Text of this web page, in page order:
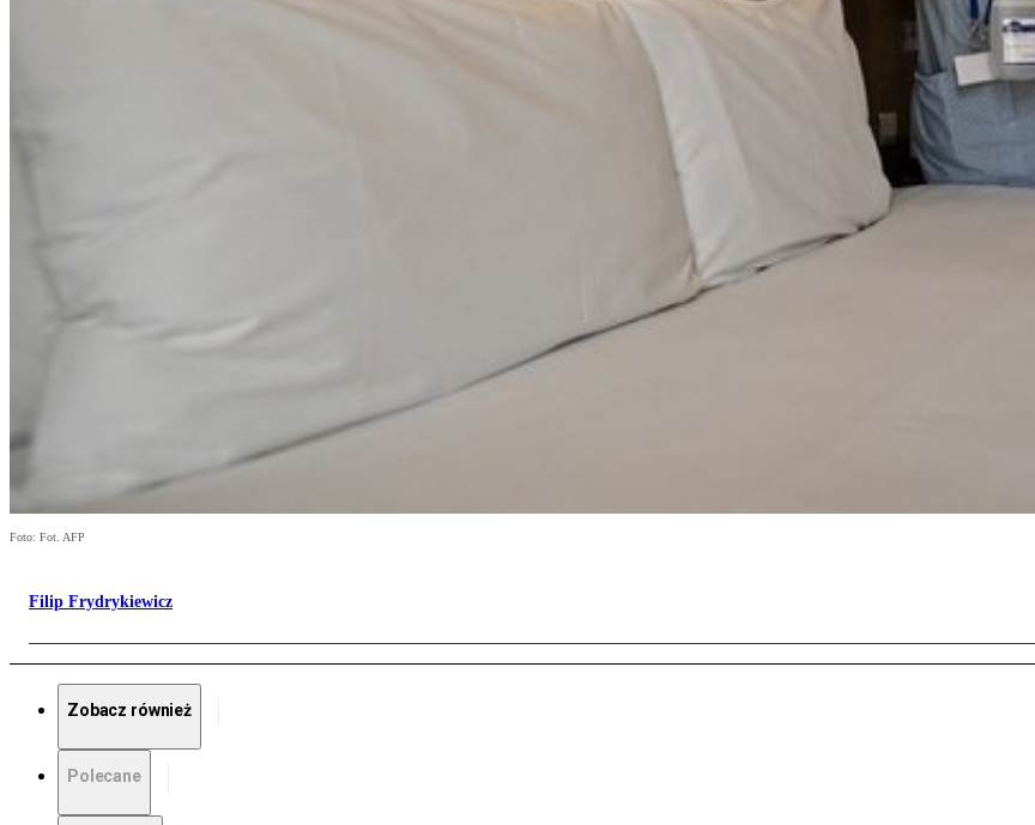
Foto: Fot. AFP
Filip Frydrykiewicz
Zobacz również
Polecane